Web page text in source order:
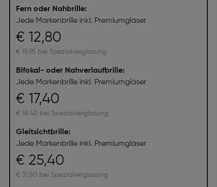
Fern oder Nahbrille:
Jede Markenbrille inkl. Premiumgläser
€ 12,80
€ 15,95 bei Spezialverglasung
Bifokal- oder Nahverlaufbrille:
Jede Markenbrille inkl. Premiumgläser
€ 17,40
€ 18,40 bei Spezialverglasung
Gleitsichtbrille:
Jede Markenbrille inkl. Premiumgläser
€ 25,40
€ 31,50 bei Spezialverglasung